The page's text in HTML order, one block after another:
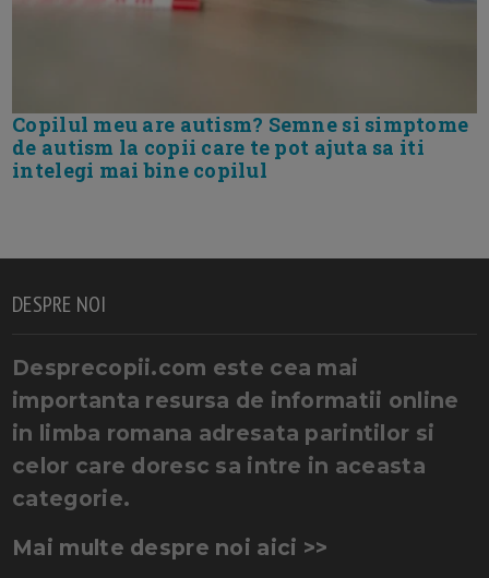
Copilul meu are autism? Semne si simptome
de autism la copii care te pot ajuta sa iti
intelegi mai bine copilul
DESPRE NOI
Desprecopii.com este cea mai
importanta resursa de informatii online
in limba romana adresata parintilor si
celor care doresc sa intre in aceasta
categorie.
Mai multe despre noi aici >>